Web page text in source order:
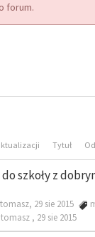
forum.
Tytuł
szkoły z
29 sie 2015
, 29 sie 2015